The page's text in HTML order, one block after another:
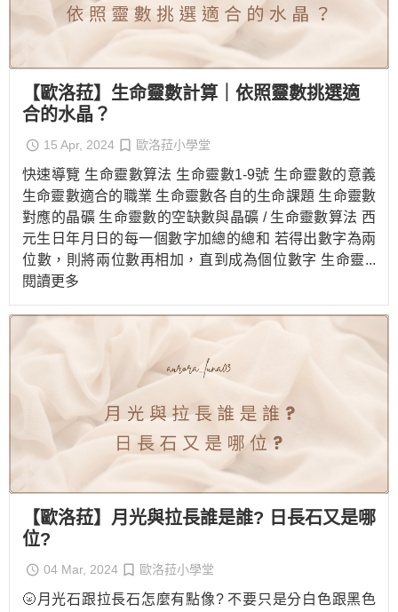
【歐洛菈】生命靈數計算｜依照靈數挑選適
合的水晶？
15 Apr, 2024 歐洛菈小學堂
快速導覽 生命靈數算法 生命靈數1-9號 生命靈數的意義
生命靈數適合的職業 生命靈數各自的生命課題 生命靈數
對應的晶礦 生命靈數的空缺數與晶礦 / 生命靈數算法 西
元生日年月日的每一個數字加總的總和 若得出數字為兩
位數，則將兩位數再相加，直到成為個位數字 生命靈...
閱讀更多
【歐洛菈】月光與拉長誰是誰? 日長石又是哪
位?
04 Mar, 2024 歐洛菈小學堂
🌝月光石跟拉長石怎麼有點像? 不要只是分白色跟黑色